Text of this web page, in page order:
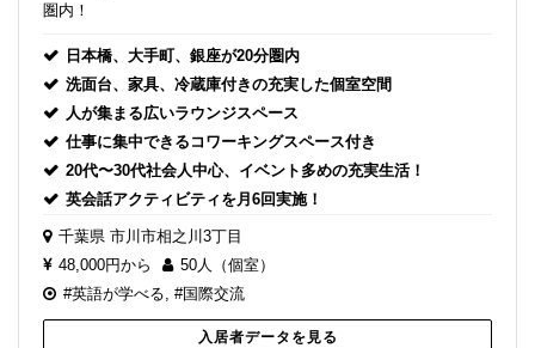
圏内！
日本橋、大手町、銀座が20分圏内
洗面台、家具、冷蔵庫付きの充実した個室空間
人が集まる広いラウンジスペース
仕事に集中できるコワーキングスペース付き
20代〜30代社会人中心、イベント多めの充実生活！
英会話アクティビティを月6回実施！
千葉県 市川市相之川3丁目
48,000円から
50人（個室）
#英語が学べる, #国際交流
入居者データを見る